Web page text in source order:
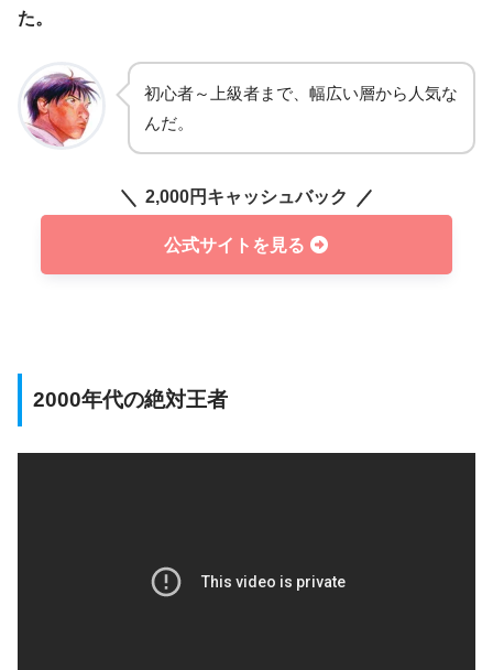
た。
初心者～上級者まで、幅広い層から人気な
んだ。
2,000円キャッシュバック
公式サイトを見る
2000年代の絶対王者